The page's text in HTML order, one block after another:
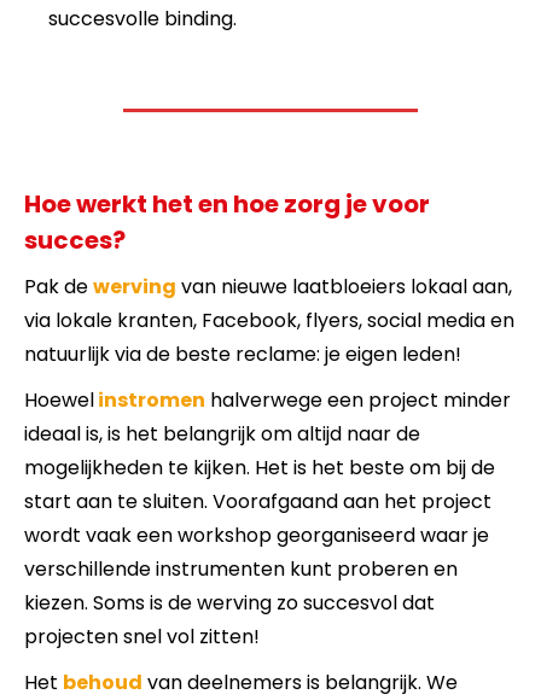
succesvolle binding.
Hoe werkt het en hoe zorg je voor
succes?
Pak dewerving van nieuwe laatbloeiers lokaal aan,
via lokale kranten, Facebook, flyers, social media en
natuurlijk via de beste reclame: je eigen leden!
Hoewelinstromen halverwege een project minder
ideaal is, is het belangrijk om altijd naar de
mogelijkheden te kijken. Het is het beste om bij de
start aan te sluiten. Voorafgaand aan het project
wordt vaak een workshop georganiseerd waar je
verschillende instrumenten kunt proberen en
kiezen. Soms is de werving zo succesvol dat
projecten snel vol zitten!
Het behoud van deelnemers is belangrijk. We